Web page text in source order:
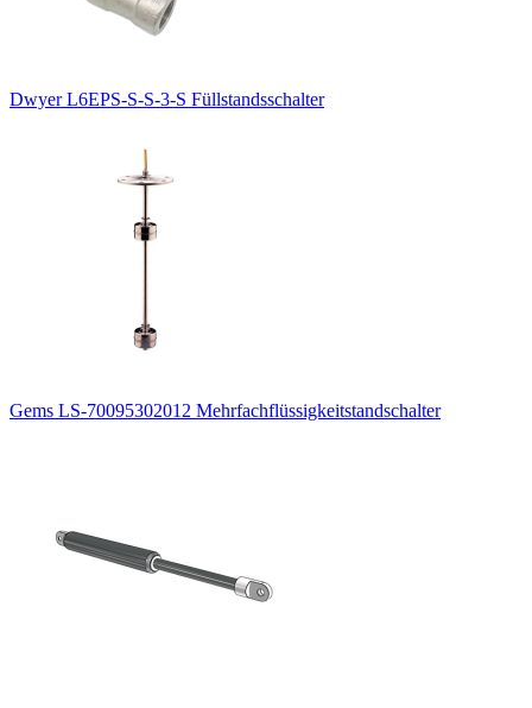
Dwyer L6EPS-S-S-3-S Füllstandsschalter
Gems LS-70095302012 Mehrfachflüssigkeitstandschalter